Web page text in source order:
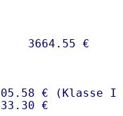
€ (Klasse I)
€